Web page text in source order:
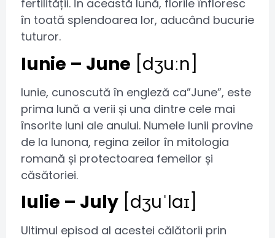
fertilității. În această lună, florile înfloresc
în toată splendoarea lor, aducând bucurie
tuturor.
Iunie – June [dʒuːn]
Iunie, cunoscută în engleză ca”June”, este
prima lună a verii și una dintre cele mai
însorite luni ale anului. Numele lunii provine
de la Iunona, regina zeilor în mitologia
romană și protectoarea femeilor și
căsătoriei.
Iulie – July [dʒuˈlaɪ]
Ultimul episod al acestei călătorii prin